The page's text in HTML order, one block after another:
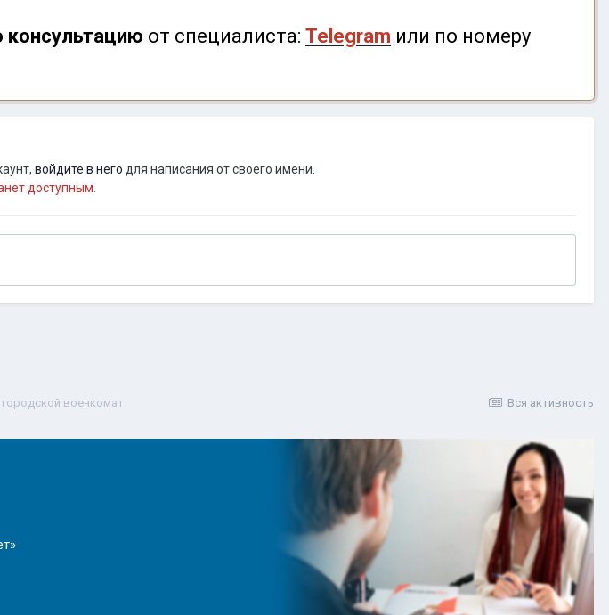
консультацию от специалиста: Telegram или по номеру
войдите в него для написания от своего имени.
доступным.
Вся активность
военкомат